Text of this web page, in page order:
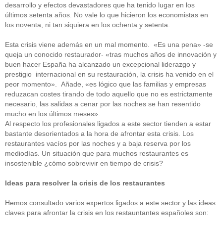
desarrollo y efectos devastadores que ha tenido lugar en los
últimos setenta años. No vale lo que hicieron los economistas en
los noventa, ni tan siquiera en los ochenta y setenta.
Esta crisis viene además en un mal momento. «Es una pena» -se
queja un conocido restaurador- «tras muchos años de innovación y
buen hacer España ha alcanzado un excepcional liderazgo y
prestigio internacional en su restauración, la crisis ha venido en el
peor momento». Añade, «es lógico que las familias y empresas
reduzacan costes tirando de todo aquello que no es estrictamente
necesario, las salidas a cenar por las noches se han resentido
mucho en los últimos meses».
Al respecto los profesionales ligados a este sector tienden a estar
bastante desorientados a la hora de afrontar esta crisis. Los
restaurantes vacíos por las noches y a baja reserva por los
mediodías. Un situación que para muchos restaurantes es
insostenible ¿cómo sobrevivir en tiempo de crisis?
Ideas para resolver la crisis de los restaurantes
Hemos consultado varios expertos ligados a este sector y las ideas
claves para afrontar la crisis en los restauntantes españoles son: